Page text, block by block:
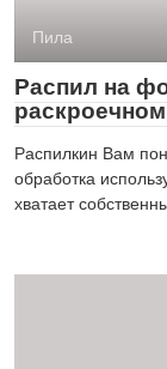
Пила
Распил на
Распилкин Вам
обработка
хватает